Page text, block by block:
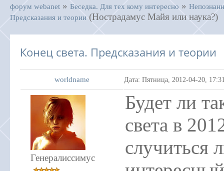
форум webanet » Беседка. Для тех кому интересно »
Предсказания и теории (Нострадамус Майя или наука?)
Конец света. Предсказания и теории
worldname Дата: Пятница, 2012-04-20,
Генералиссимус
Будет ли
света в
случиться